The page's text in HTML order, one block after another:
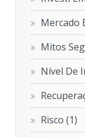
Mercado
Mitos
Nível De
Risco(1)